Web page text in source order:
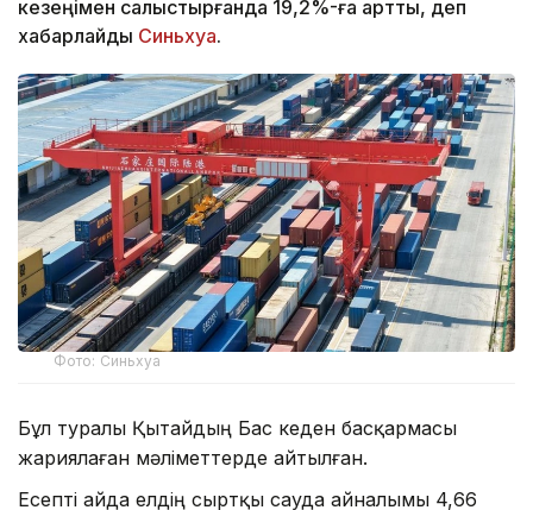
кезеңімен салыстырғанда 19,2%-ға артты, деп
хабарлайды Синьхуа.
Фото: Синьхуа
Бұл туралы Қытайдың Бас кеден басқармасы
жариялаған мәліметтерде айтылған.
Есепті айда елдің сыртқы сауда айналымы 4,66